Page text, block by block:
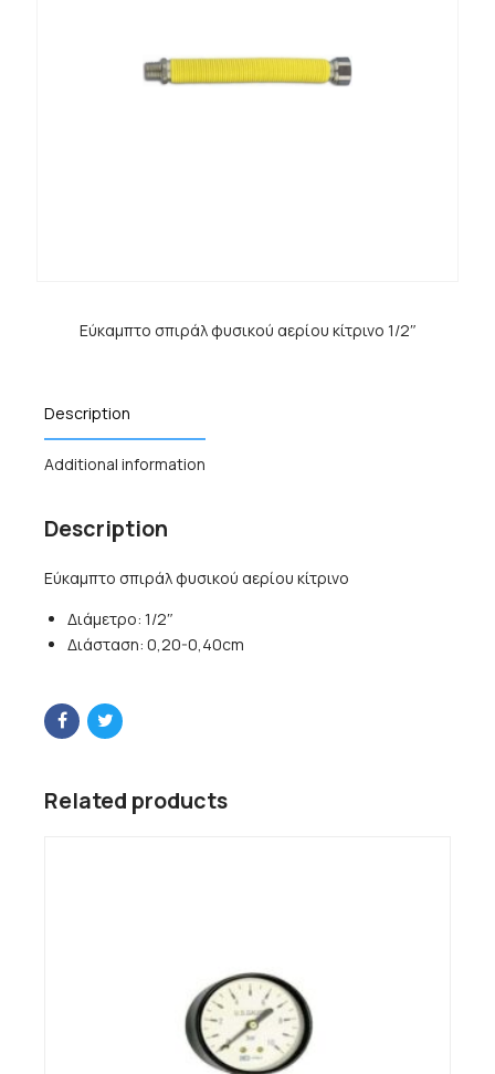
Εύκαμπτο σπιράλ φυσικού αερίου κίτρινο 1/2″
Description
Additional information
Description
Εύκαμπτο σπιράλ φυσικού αερίου κίτρινο
Διάμετρο: 1/2″
Διάσταση: 0,20-0,40cm
Related products